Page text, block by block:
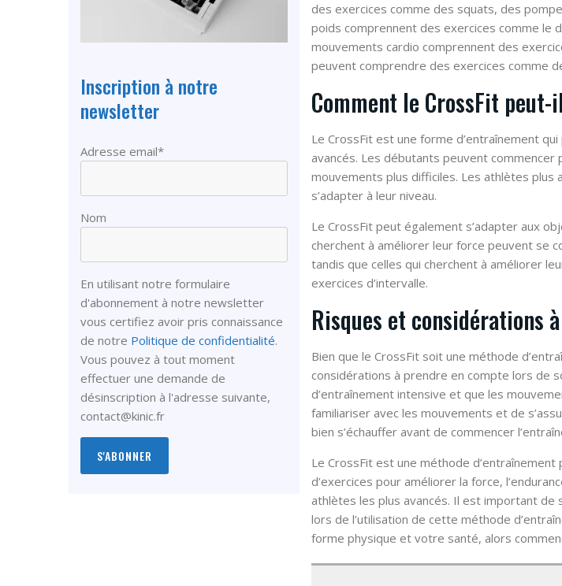
des exercices comme des squats, des
poids comprennent des exercices comme le
mouvements cardio comprennent des
peuvent comprendre des exercices comme
Comment le CrossFit peut-
Le CrossFit est une forme d’entraînement
avancés. Les débutants peuvent
mouvements plus difficiles. Les athlètes
s’adapter à leur niveau.
Le CrossFit peut également s’adapter aux
cherchent à améliorer leur force peuvent se
tandis que celles qui cherchent à améliorer
exercices d’intervalle.
Risques et considérations
Bien que le CrossFit soit une méthode
considérations à prendre en compte lors de
d’entraînement intensive et que les
familiariser avec les mouvements et de
bien s’échauffer avant de commencer
Le CrossFit est une méthode
d’exercices pour améliorer la force,
athlètes les plus avancés. Il est important de
lors de l’utilisation de cette méthode
forme physique et votre santé, alors
Inscription à notre
newsletter
Adresse email*
Nom
En utilisant notre formulaire
d'abonnement à notre newsletter
vous certifiez avoir pris connaissance
de notre Politique de confidentialité.
Vous pouvez à tout moment
effectuer une demande de
désinscription à l'adresse suivante,
contact@kinic.fr